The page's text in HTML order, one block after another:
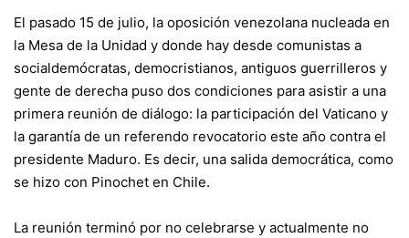
El pasado 15 de julio, la oposición venezolana nucleada en
la Mesa de la Unidad y donde hay desde comunistas a
socialdemócratas, democristianos, antiguos guerrilleros y
gente de derecha puso dos condiciones para asistir a una
primera reunión de diálogo: la participación del Vaticano y
la garantía de un referendo revocatorio este año contra el
presidente Maduro. Es decir, una salida democrática, como
se hizo con Pinochet en Chile.
La reunión terminó por no celebrarse y actualmente no